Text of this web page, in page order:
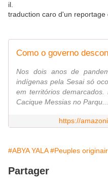
il.
traduction caro d'un
Nos dois anos de
indígenas pela Sesai só
em territórios
Cacique Messias no Parqu...
https://
#ABYA YALA #Peuples
Partager